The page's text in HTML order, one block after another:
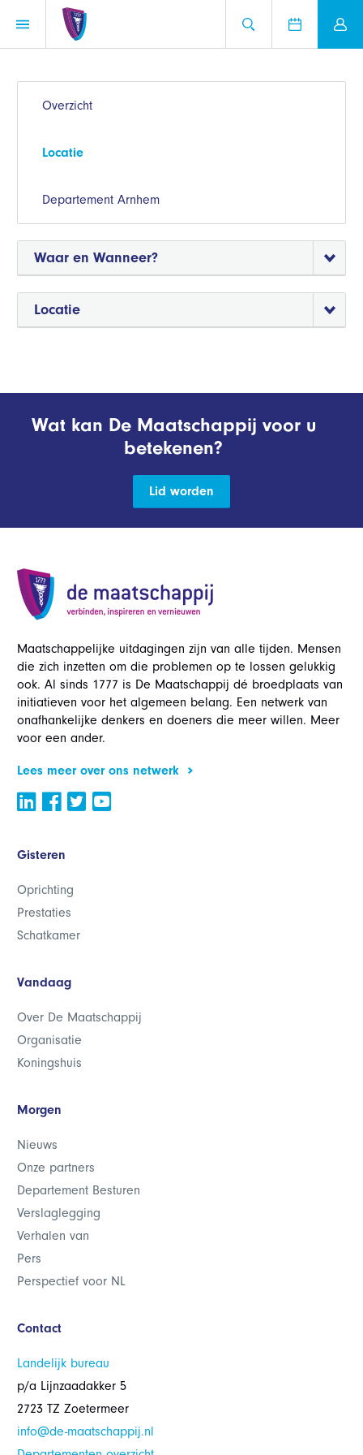
Overzicht
Locatie
Departement Arnhem
Waar en Wanneer?
Locatie
Wat kan De Maatschappij voor u
betekenen?
Lid worden
Maatschappelijke uitdagingen zijn van alle tijden. Mensen
die zich inzetten om die problemen op te lossen gelukkig
ook. Al sinds 1777 is De Maatschappij dé broedplaats van
initiatieven voor het algemeen belang. Een netwerk van
onafhankelijke denkers en doeners die meer willen. Meer
voor een ander.
Lees meer over ons netwerk
Gisteren
Oprichting
Prestaties
Schatkamer
Vandaag
Over De Maatschappij
Organisatie
Koningshuis
Morgen
Nieuws
Onze partners
Departement Besturen
Verslaglegging
Verhalen van
Pers
Perspectief voor NL
Contact
Landelijk bureau
p/a Lijnzaadakker 5
2723 TZ Zoetermeer
info@de-maatschappij.nl